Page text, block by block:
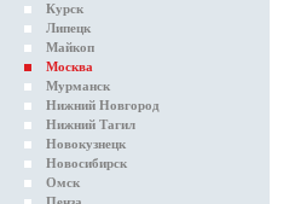
Курск
Липецк
Майкоп
Москва
Мурманск
Нижний Новгород
Нижний Тагил
Новокузнецк
Новосибирск
Омск